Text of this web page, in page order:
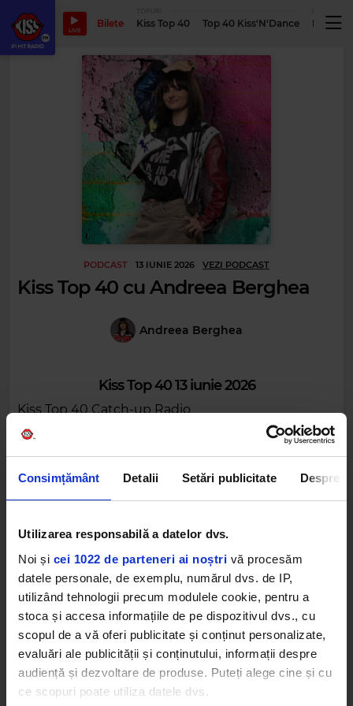
Consimțământ Detalii Setări publicitate Despre
Utilizarea responsabilă a datelor dvs.
Noi și cei 1022 de parteneri ai noștri vă procesăm
datele personale, de exemplu, numărul dvs. de IP,
utilizând tehnologii precum modulele cookie, pentru a
stoca și accesa informațiile de pe dispozitivul dvs., cu
scopul de a vă oferi publicitate și conținut personalizate,
evaluări ale publicității și conținutului, informații despre
audiență și dezvoltare de produse. Puteți alege cine și cu
ce scopuri poate utiliza datele dvs.
LIVE
Bilete Kiss Top 40 Top 40 Kiss'N'Dance
PODCAST 13 IUNIE 2026 VEZI PODCAST
Kiss Top 40 cu Andreea Berghea
Andreea Berghea
Kiss Top 40 13 iunie 2026
Kiss Top 40 Catch-up Radio